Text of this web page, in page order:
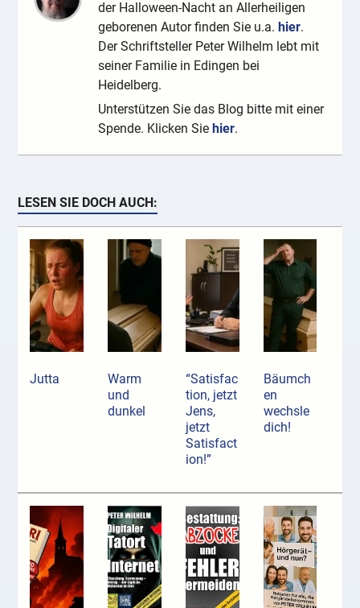
der Halloween-Nacht an Allerheiligen
geborenen Autor finden Sie u.a. hier.
Der Schriftsteller Peter Wilhelm lebt mit
seiner Familie in Edingen bei
Heidelberg.
Unterstützen Sie das Blog bitte mit einer
Spende. Klicken Sie hier.
LESEN SIE DOCH AUCH:
Jutta
Warm
und
dunkel
“Satisfac
tion, jetzt
Jens,
jetzt
Satisfact
ion!”
Bäumch
en
wechsle
dich!